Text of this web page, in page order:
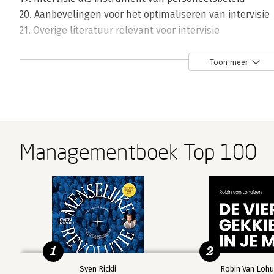
20. Aanbevelingen voor het optimaliseren van intervisie
21. Overige literatuur relevant voor intervisie
Personalia Toon meer
Managementboek Top 100
Sven Rickli
1
Robin Van
2